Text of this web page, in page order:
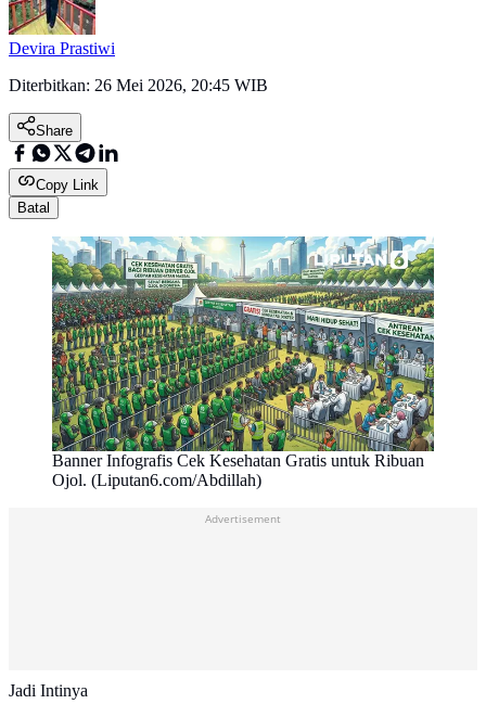
Devira Prastiwi
Diterbitkan: 26 Mei 2026, 20:45 WIB
Share
Copy Link
Batal
Banner Infografis Cek Kesehatan Gratis untuk Ribuan
Ojol. (Liputan6.com/Abdillah)
Advertisement
Jadi Intinya